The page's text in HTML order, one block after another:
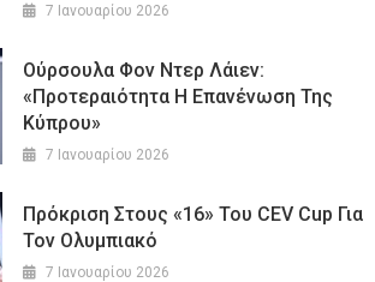
7 Ιανουαρίου 2026
Ούρσουλα Φον Ντερ Λάιεν:
«Προτεραιότητα Η Επανένωση Της
Κύπρου»
7 Ιανουαρίου 2026
Πρόκριση Στους «16» Του CEV Cup Για
Τον Ολυμπιακό
7 Ιανουαρίου 2026